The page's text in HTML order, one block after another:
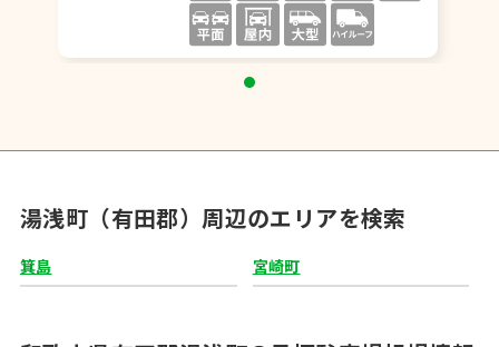
湯浅町（有田郡）周辺のエリアを検索
箕島 宮崎町